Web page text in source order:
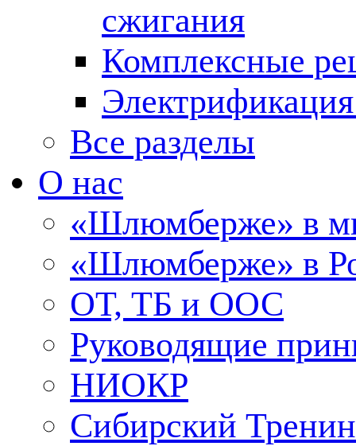
сжигания
Комплексные
Все разделы
О нас
«Шлюмберже» в
«Шлюмберже» в
ОТ, ТБ и ООС
Руководящие
НИОКР
Сибирский